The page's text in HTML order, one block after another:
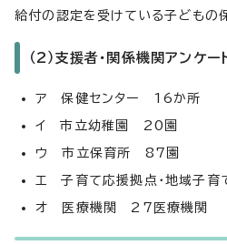
給付の認定を受けている子ども
（2）支援者・関係機関アンケー
ア 保健センター 16か所
イ 市立幼稚園 20園
ウ 市立保育所 87園
エ 子育て応援拠点・地域子
オ 医療機関 27医療機関